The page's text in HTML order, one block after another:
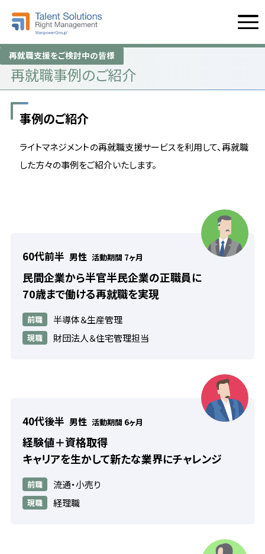
再就職支援をご検討中の皆様
再就職事例のご紹介
事例のご紹介
ライトマネジメントの再就職支援サービスを利用して、再就職
した方々の事例をご紹介いたします。
60代前半 男性 活動期間 7ヶ月
民間企業から半官半民企業の正職員に
70歳まで働ける再就職を実現
前職 半導体＆生産管理
現職 財団法人＆住宅管理担当
40代後半 男性 活動期間 6ヶ月
経験値＋資格取得
キャリアを生かして新たな業界にチャレンジ
前職 流通・小売り
現職 経理職